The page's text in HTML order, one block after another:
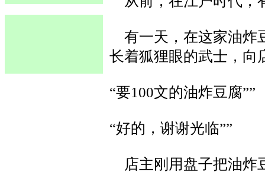
有一天，在这家油炸
长着狐狸眼的武士，向
“要100文的油炸豆腐””
“好的，谢谢光临””
店主刚用盘子把油炸